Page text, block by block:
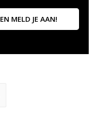
MELD JE AAN!